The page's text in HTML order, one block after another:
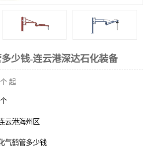
少钱-连云港深达石化装备
起
云港海州区
气鹤管多少钱